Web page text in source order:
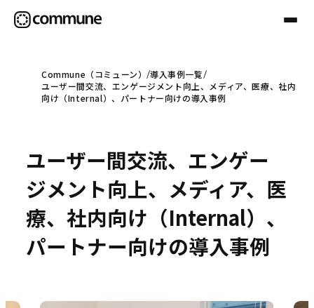
Communeについて
事例
セミナー
Commune（コミューン）
導入事例一覧
ユーザー間交流、エンゲージメント向上、メディア、医療、社内
向け（Internal）、パートナー向けの導入事例
ユーザー間交流、エンゲー
ジメント向上、メディア、医
療、社内向け（Internal）、
パートナー向けの導入事例